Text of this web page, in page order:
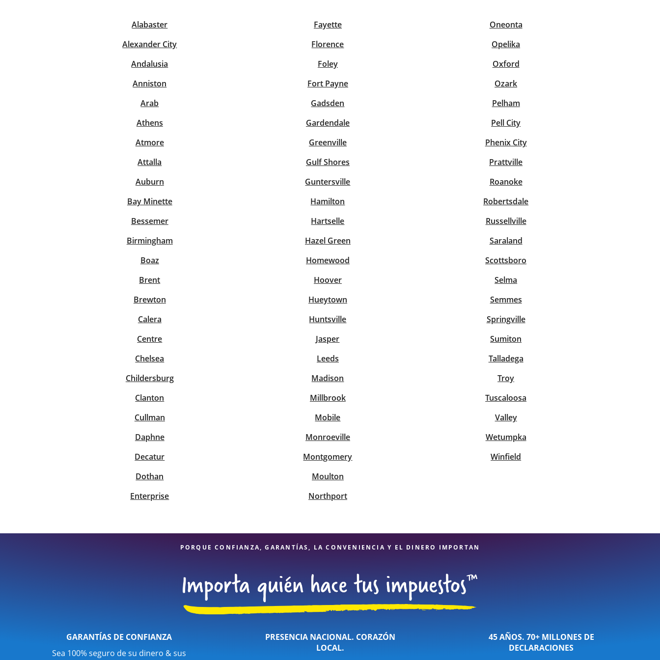
Alabaster
Alexander City
Andalusia
Anniston
Arab
Athens
Atmore
Attalla
Auburn
Bay Minette
Bessemer
Birmingham
Boaz
Brent
Brewton
Calera
Centre
Chelsea
Childersburg
Clanton
Cullman
Daphne
Decatur
Dothan
Enterprise
Fayette
Florence
Foley
Fort Payne
Gadsden
Gardendale
Greenville
Gulf Shores
Guntersville
Hamilton
Hartselle
Hazel Green
Homewood
Hoover
Hueytown
Huntsville
Jasper
Leeds
Madison
Millbrook
Mobile
Monroeville
Montgomery
Moulton
Northport
Oneonta
Opelika
Oxford
Ozark
Pelham
Pell City
Phenix City
Prattville
Roanoke
Robertsdale
Russellville
Saraland
Scottsboro
Selma
Semmes
Springville
Sumiton
Talladega
Troy
Tuscaloosa
Valley
Wetumpka
Winfield
PORQUE CONFIANZA, GARANTÍAS, LA CONVENIENCIA Y EL DINERO IMPORTAN
GARANTÍAS DE CONFIANZA
Sea 100% seguro de su dinero & sus
PRESENCIA NACIONAL. CORAZÓN
LOCAL.
45 AÑOS. 70+ MILLONES DE
DECLARACIONES